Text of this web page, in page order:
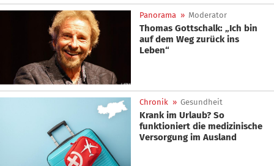
Panorama » Moderator
Thomas Gottschalk: „Ich bin
auf dem Weg zurück ins
Leben“
Chronik » Gesundheit
Krank im Urlaub? So
funktioniert die medizinische
Versorgung im Ausland